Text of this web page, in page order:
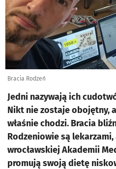
Bracia Rodzeń
Jedni nazywają ich
Nikt nie zostaje obojętny,
właśnie chodzi. Bracia
Rodzeniowie są
wrocławskiej Akademii
promują swoją dietę